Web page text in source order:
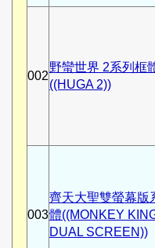
002
野蠻世界 2系列框
((HUGA 2))
003
齊天大聖雙螢幕版
體((MONKEY
DUAL SCREEN))